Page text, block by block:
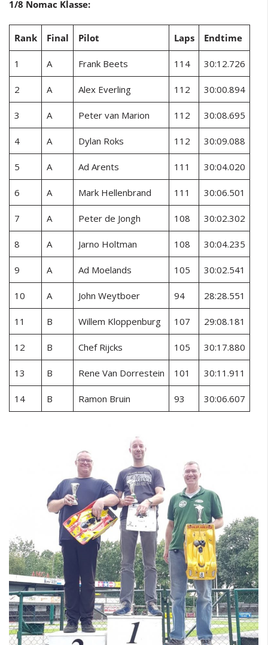
1/8 Nomac Klasse:
Rank Final Pilot Laps Endtime
1 A Frank Beets 114 30:12.726
2 A Alex Everling 112 30:00.894
3 A Peter van Marion 112 30:08.695
4 A Dylan Roks 112 30:09.088
5 A Ad Arents 111 30:04.020
6 A Mark Hellenbrand 111 30:06.501
7 A Peter de Jongh 108 30:02.302
8 A Jarno Holtman 108 30:04.235
9 A Ad Moelands 105 30:02.541
10 A John Weytboer 94 28:28.551
11 B Willem Kloppenburg 107 29:08.181
12 B Chef Rijcks 105 30:17.880
13 B Rene Van Dorrestein 101 30:11.911
14 B Ramon Bruin 93 30:06.607